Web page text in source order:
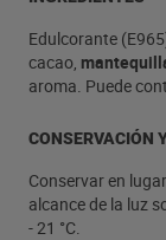
Edulcorante
cacao,
aroma. Puede
CONSERVACIÓN
Conservar en
alcance de la luz
- 21 °C.